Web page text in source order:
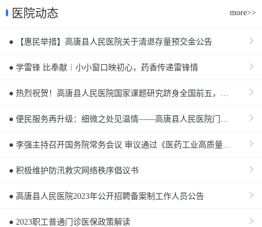
医院动态 more>>
● 【惠民举措】高唐县人民医院关于清退存量预交金公告
● 学雷锋 比奉献︱小小窗口映初心，药香传递雷锋情
● 热烈祝贺！高唐县人民医院国家课题研究跻身全国前五，宣武医院专家莅临指导促提升
● 便民服务再升级：细微之处见温情——高唐县人民医院门诊部暖心举措提升就医体验
● 李强主持召开国务院常务会议 审议通过《医药工业高质量发展行动计划（2023－2025年）》等
● 积极维护防汛救灾网络秩序倡议书
● 高唐县人民医院2023年公开招聘备案制工作人员公告
● 2023职工普通门诊医保政策解读